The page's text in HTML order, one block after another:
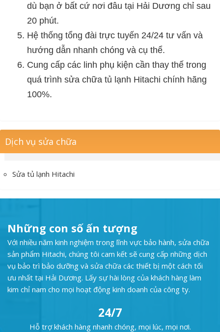
dù bạn ở bất cứ nơi đâu tại Hải Dương chỉ sau
20 phút.
Hệ thống tổng đài trực tuyến 24/24 tư vấn và
hướng dẫn nhanh chóng và cụ thể.
Cung cấp các linh phụ kiện cần thay thế trong
quá trình sửa chữa tủ lạnh Hitachi chính hãng
100%.
Dịch vụ sửa chữa
Sửa tủ lạnh Hitachi
Những con số ấn tượng
Với nhiều năm kinh nghiệm trong lĩnh vực bảo hành, sửa chữa
sản phẩm Hitachi, chúng tôi cam kết sẽ cung cấp những dịch
vụ bảo trì bảo dưỡng và sửa chữa các thiết bị một cách tối
ưu nhất tại Hải Dương. Lấy sự hài lòng của khách hàng làm
kim chỉ nam cho mọi hoạt động kinh doanh của công ty.
24/7
Hỗ trợ khách hàng nhanh chóng, mọi lúc, mọi nơi.